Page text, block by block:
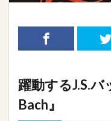
躍動するJ.S.
Bach』